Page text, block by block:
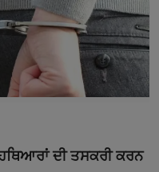
ਦੀ ਤਸਕਰੀ ਕਰਨ